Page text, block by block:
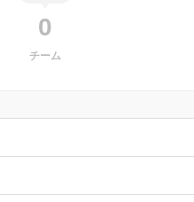
0
チーム